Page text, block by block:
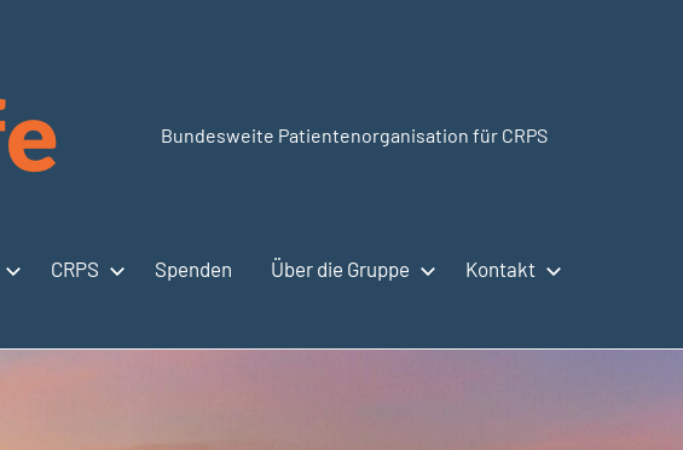
CRPSSelbsthilfe.org
Bundesweite Patientenorganisation für CRPS
CRPS Spenden Über die Gruppe Kontakt